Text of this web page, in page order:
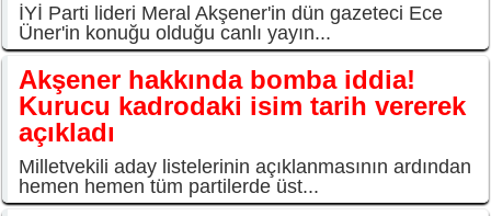
İYİ Parti lideri Meral Akşener'in dün gazeteci Ece
Üner'in konuğu olduğu canlı yayın...
Akşener hakkında bomba iddia!
Kurucu kadrodaki isim tarih vererek
açıkladı
Milletvekili aday listelerinin açıklanmasının ardından
hemen hemen tüm partilerde üst...